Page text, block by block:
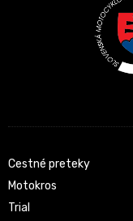
Cestné preteky
Motokros
Trial